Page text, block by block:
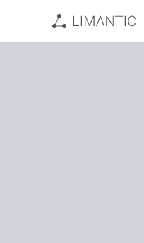
springen